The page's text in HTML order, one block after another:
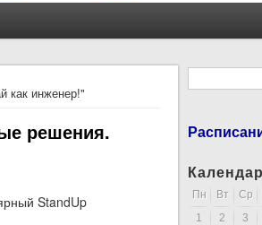
как инженер!"
решения.
StandUp
Форма
Пн Вт Ср
1
2 3